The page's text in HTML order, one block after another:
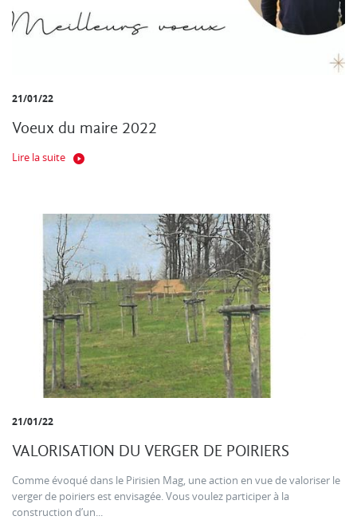
21/01/22
Voeux du maire 2022
Lire la suite
21/01/22
VALORISATION DU VERGER DE POIRIERS
Comme évoqué dans le Pirisien Mag, une action en vue de valoriser le
verger de poiriers est envisagée. Vous voulez participer à la
construction d’un...